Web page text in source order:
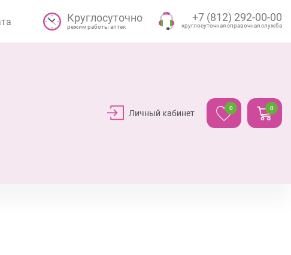
Круглосуточно
режим работы аптек
+7 (812) 292-00-00
круглосуточная справочная служба
Личный кабинет
0 0